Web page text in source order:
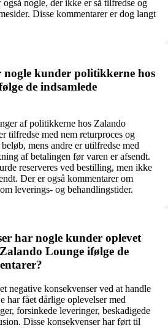
nogle, der ikke er så tilfredse og
Disse kommentarer er dog langt
kunder politikkerne hos
de indsamlede
af politikkerne hos Zalando
tilfredse med nem returproces og
mens andre er utilfredse med
af betalingen før varen er afsendt.
reserveres ved bestilling, men ikke
Der er også kommentarer om
leverings- og behandlingstider.
har nogle kunder oplevet
Lounge ifølge de
negative konsekvenser ved at handle
har fået dårlige oplevelser med
forsinkede leveringer, beskadigede
Disse konsekvenser har ført til